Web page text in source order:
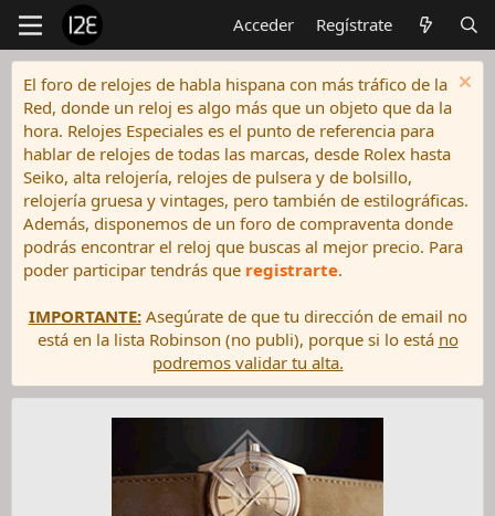
Acceder Regístrate
El foro de relojes de habla hispana con más tráfico de la
Red, donde un reloj es algo más que un objeto que da la
hora. Relojes Especiales es el punto de referencia para
hablar de relojes de todas las marcas, desde Rolex hasta
Seiko, alta relojería, relojes de pulsera y de bolsillo,
relojería gruesa y vintages, pero también de estilográficas.
Además, disponemos de un foro de compraventa donde
podrás encontrar el reloj que buscas al mejor precio. Para
poder participar tendrás que registrarte.
IMPORTANTE:Asegúrate de que tu dirección de email no
está en la lista Robinson (no publi), porque si lo está no
podremos validar tu alta.